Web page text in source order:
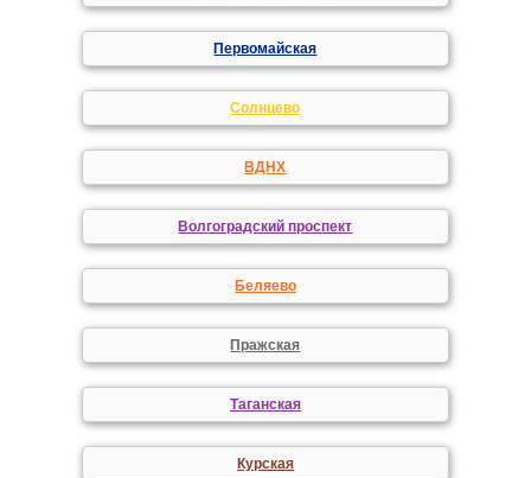
Первомайская
Солнцево
ВДНХ
Волгоградский проспект
Беляево
Пражская
Таганская
Курская